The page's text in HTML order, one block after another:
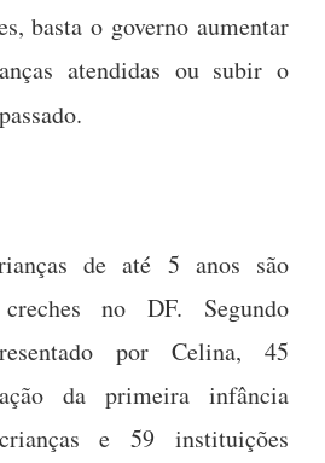
basta o governo aumentar
atendidas ou subir o
de até 5 anos são
no DF. Segundo
por Celina, 45
da primeira infância
e 59 instituições